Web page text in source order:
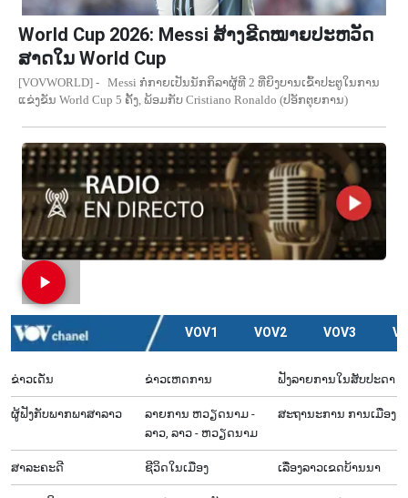
World Cup 2026: Messi ສ້າງ​ຂີດ​ໝາຍ​ປະ​ຫວັດ​
ສາດ​ໃນ World Cup
[VOVWORLD] - Messi ກໍ​ກາຍ​ເປັນ​ນັກ​ກິ​ລາ​ຜູ້​ທີ 2 ທີ່ຍິງ​ບານ​ເຂົ້າ​ປະ​ຕູ​ໃນການ​
ແຂ່ງ​ຂັນ World Cup 5 ຄັ້ງ, ພ້ອມ​ກັບ Cristiano Ronaldo (ປ​ອັກ​ຕຸຍ​ການ)
VOV1 VOV2 VOV3
ຂ່າວເດັ່ນ ຂ່າວເຫດການ ຟັງລາຍການໃນສັບປະດາ
ຜູ້​ຟັງ​ກັບ​ພາກ​ພາ​ສາ​ລາວ
ລາຍ​ການ ຫວຽດນາມ -
ລາວ, ລາວ - ຫວຽດນາມ
ສະຖານະການ ການເມືອງ
ສາລະຄະດີ ຊີ​ວິດ​ໃນ​ເມືອງ ເລື່ອງ​ລາວ​ເ​ຂດ​ບ້ານ​ນາ